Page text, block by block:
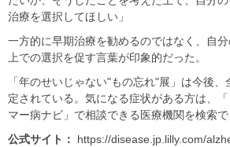
治療を選択してほしい」
一方的に早期治療を勧めるのではなく、自
上での選択を促す言葉が印象的だった。
「年のせいじゃない"もの忘れ"展」は今後
定されている。気になる症状がある方は、
マー病ナビ」で相談できる医療機関を検索で
公式サイト：
https://disease.jp.lilly.com/